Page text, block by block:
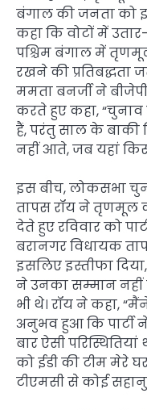
बंगाल की जनता को
कहा कि वोटों में
पश्चिम बंगाल में
रखने की प्रतिबद्धता
ममता बनर्जी ने
करते हुए कहा,
हैं, परंतु साल के बाकी
नहीं आते, जब यहां
इस बीच, लोकसभा
तापस रॉय ने तृणमूल
देते हुए रविवार को
बरानगर विधायक
इसलिए इस्तीफा
ने उनका सम्मान
भी थे। रॉय ने कहा,
अनुभव हुआ कि पार्टी
बार ऐसी
को ईडी की टीम मेरे
टीएमसी से कोई